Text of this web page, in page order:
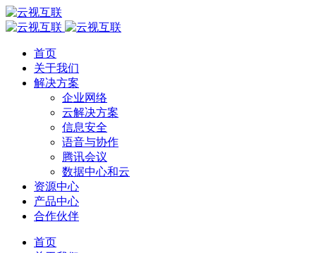
首页
关于我们
解决方案
企业网络
云解决方案
信息安全
语音与协作
腾讯会议
数据中心和云
资源中心
产品中心
合作伙伴
首页